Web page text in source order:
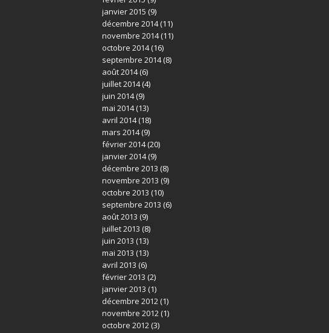
janvier 2015 (9)
décembre 2014(11)
novembre 2014(11)
octobre 2014(16)
septembre 2014(8)
août 2014(6)
juillet 2014(4)
juin 2014(9)
mai 2014(13)
avril 2014(18)
mars 2014(9)
février 2014(20)
janvier 2014(9)
décembre 2013 (8)
novembre 2013 (9)
octobre 2013 (10)
septembre 2013 (6)
août 2013 (9)
juillet 2013 (8)
juin 2013 (13)
mai 2013 (13)
avril 2013 (6)
février 2013 (2)
janvier 2013 (1)
décembre 2012(1)
novembre 2012(1)
octobre 2012(3)